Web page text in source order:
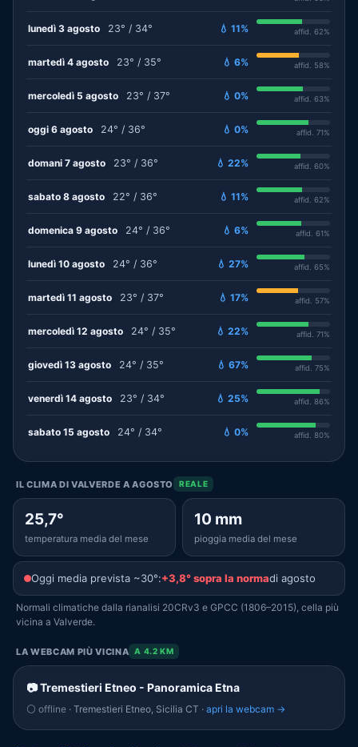
lunedì 3 agosto 23° / 34° 💧 11% affid. 62%
martedì 4 agosto 23° / 35° 💧 6% affid. 58%
mercoledì 5 agosto 23° / 37° 💧 0% affid. 63%
oggi 6 agosto 24° / 36° 💧 0% affid. 71%
domani 7 agosto 23° / 36° 💧 22% affid. 60%
sabato 8 agosto 22° / 36° 💧 11% affid. 62%
domenica 9 agosto 24° / 36° 💧 6% affid. 61%
lunedì 10 agosto 24° / 36° 💧 27% affid. 65%
martedì 11 agosto 23° / 37° 💧 17% affid. 57%
mercoledì 12 agosto 24° / 35° 💧 22% affid. 71%
giovedì 13 agosto 24° / 35° 💧 67% affid. 75%
venerdì 14 agosto 23° / 34° 💧 25% affid. 86%
sabato 15 agosto 24° / 34° 💧 0% affid. 80%
IL CLIMA DI VALVERDE A AGOSTO REALE
25,7°
temperatura media del mese
10 mm
pioggia media del mese
Oggi media prevista ~30°:+3,8° sopra la normadi agosto
Normali climatiche dalla rianalisi 20CRv3 e GPCC (1806–2015), cella più
vicina a Valverde.
LA WEBCAM PIÙ VICINA A 4.2 KM
📷 Tremestieri Etneo - Panoramica Etna
⚪ offline · Tremestieri Etneo, Sicilia CT · apri la webcam →